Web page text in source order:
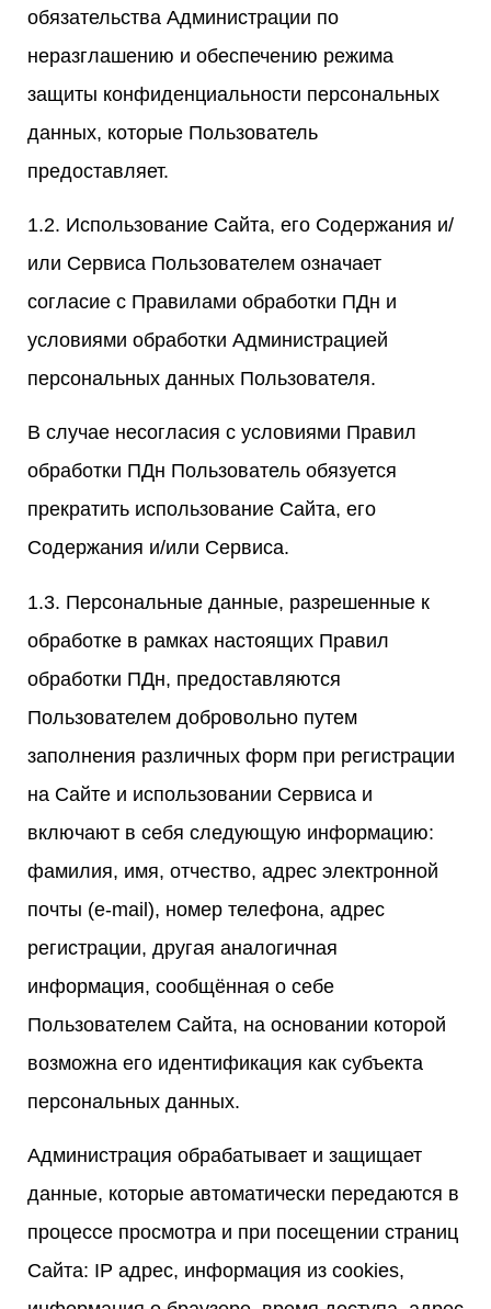
обязательства Администрации по
неразглашению и обеспечению режима
защиты конфиденциальности персональных
данных, которые Пользователь
предоставляет.
1.2. Использование Сайта, его Содержания и/
или Сервиса Пользователем означает
согласие с Правилами обработки ПДн и
условиями обработки Администрацией
персональных данных Пользователя.
В случае несогласия с условиями Правил
обработки ПДн Пользователь обязуется
прекратить использование Сайта, его
Содержания и/или Сервиса.
1.3. Персональные данные, разрешенные к
обработке в рамках настоящих Правил
обработки ПДн, предоставляются
Пользователем добровольно путем
заполнения различных форм при регистрации
на Сайте и использовании Сервиса и
включают в себя следующую информацию:
фамилия, имя, отчество, адрес электронной
почты (e-mail), номер телефона, адрес
регистрации, другая аналогичная
информация, сообщённая о себе
Пользователем Сайта, на основании которой
возможна его идентификация как субъекта
персональных данных.
Администрация обрабатывает и защищает
данные, которые автоматически передаются в
процессе просмотра и при посещении страниц
Сайта: IP адрес, информация из cookies,